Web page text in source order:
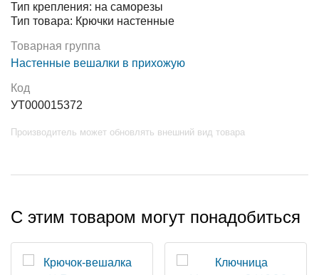
Тип крепления: на саморезы
Тип товара: Крючки настенные
Товарная группа
Настенные вешалки в прихожую
Код
УТ000015372
Производитель может обновлять внешний вид товара
С этим товаром могут понадобиться